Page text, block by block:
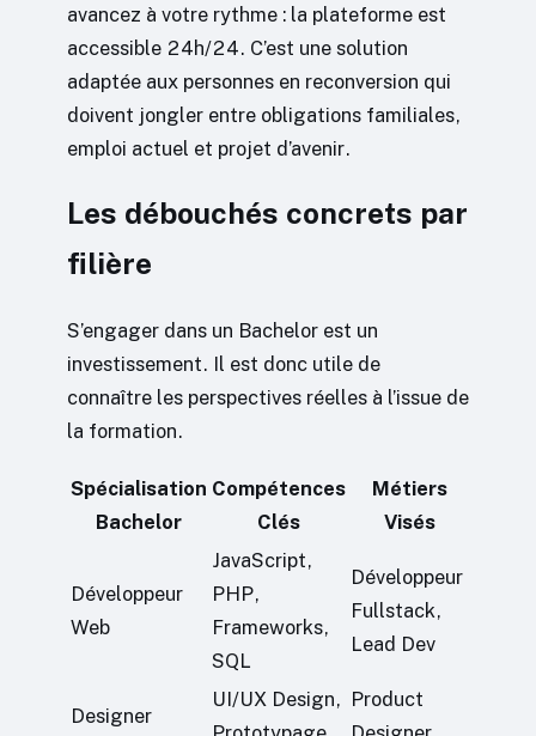
avancez à votre rythme : la plateforme est
accessible 24h/24. C’est une solution
adaptée aux personnes en reconversion qui
doivent jongler entre obligations familiales,
emploi actuel et projet d’avenir.
Les débouchés concrets par
filière
S’engager dans un Bachelor est un
investissement. Il est donc utile de
connaître les perspectives réelles à l’issue de
la formation.
Spécialisation
Bachelor
Compétences
Clés
Métiers
Visés
Développeur
Web
JavaScript,
PHP,
Frameworks,
SQL
Développeur
Fullstack,
Lead Dev
Designer
UI/UX Design, Product